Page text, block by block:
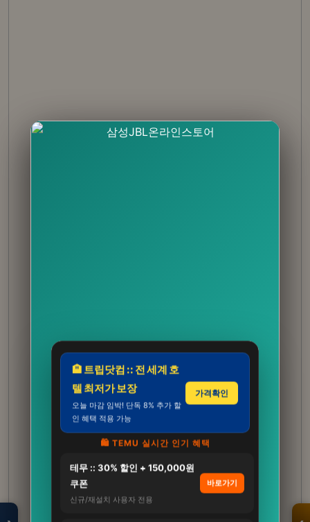
🏨 트립닷컴 :: 전 세계 호
텔 최저가 보장
오늘 마감 임박! 단독 8% 추가 할
인 혜택 적용 가능
가격확인
🛍️ TEMU 실시간 인기 혜택
테무 :: 30% 할인 + 150,000원
쿠폰
신규/재설치 사용자 전용
바로가기